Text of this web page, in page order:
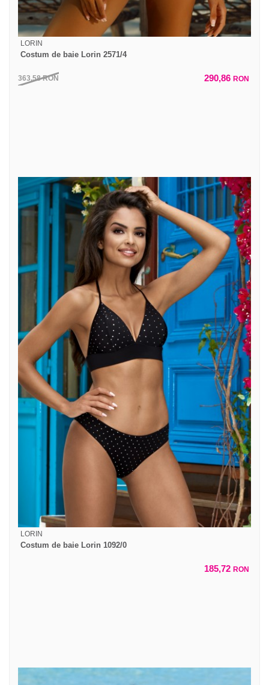
LORIN
Costum de baie Lorin 2571/4
363,58RON 290,86 RON
LORIN
Costum de baie Lorin 1092/0
185,72 RON